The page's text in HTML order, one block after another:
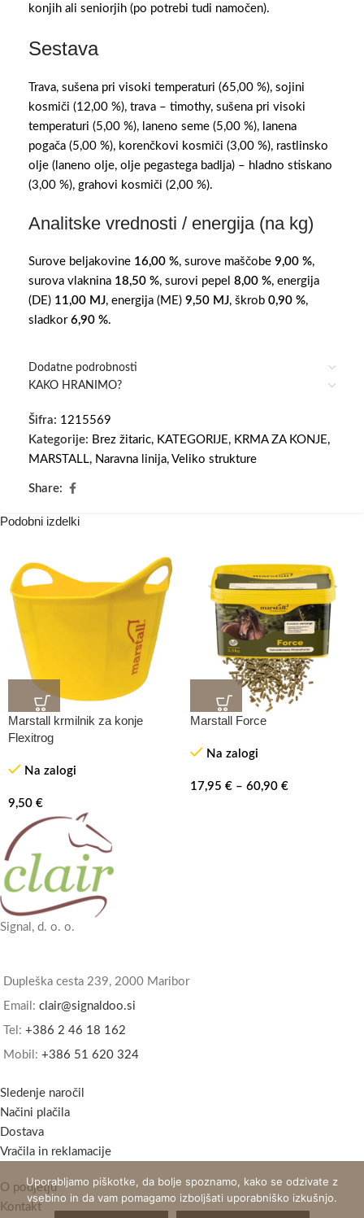
konjih ali seniorjih (po potrebi tudi namočen).
Sestava
Trava, sušena pri visoki temperaturi (65,00 %), sojini
kosmiči (12,00 %), trava – timothy, sušena pri visoki
temperaturi (5,00 %), laneno seme (5,00 %), lanena
pogača (5,00 %), korenčkovi kosmiči (3,00 %), rastlinsko
olje (laneno olje, olje pegastega badlja) – hladno stiskano
(3,00 %), grahovi kosmiči (2,00 %).
Analitske vrednosti / energija (na kg)
Surove beljakovine 16,00 %, surove maščobe 9,00 %,
surova vlaknina 18,50 %, surovi pepel 8,00 %, energija
(DE) 11,00 MJ, energija (ME) 9,50 MJ, škrob 0,90 %,
sladkor 6,90 %.
Dodatne podrobnosti
KAKO HRANIMO?
Šifra: 1215569
Kategorije: Brez žitaric, KATEGORIJE, KRMA ZA KONJE,
MARSTALL, Naravna linija, Veliko strukture
Share:
Podobni izdelki
Marstall krmilnik za konje
Flexitrog
Na zalogi
9,50 €
Marstall Force
Na zalogi
17,95 € – 60,90 €
Signal, d. o. o.
Dupleška cesta 239, 2000 Maribor
Email: clair@signaldoo.si
Tel: +386 2 46 18 162
Mobil: +386 51 620 324
Sledenje naročil
Načini plačila
Dostava
Vračila in reklamacije
O podjetju
Kontakt
Uporabljamo piškotke, da bolje spoznamo, kako se odzivate z
vsebino in da vam pomagamo izboljšati uporabniško izkušnjo.